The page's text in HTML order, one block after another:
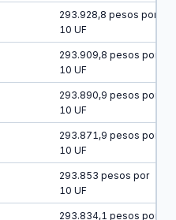
293.928,8 pesos por
10 UF
293.909,8 pesos por
10 UF
293.890,9 pesos por
10 UF
293.871,9 pesos por
10 UF
293.853 pesos por
10 UF
293.834,1 pesos por